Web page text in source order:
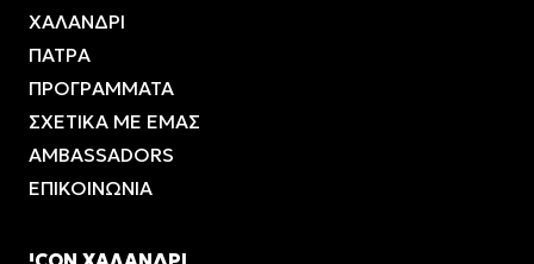
ΧΑΛΑΝΔΡΙ
ΠΑΤΡΑ
ΠΡΟΓΡΑΜΜΑΤΑ
ΣΧΕΤΙΚΑ ΜΕ ΕΜΑΣ
AMBASSADORS
ΕΠΙΚΟΙΝΩΝΙΑ